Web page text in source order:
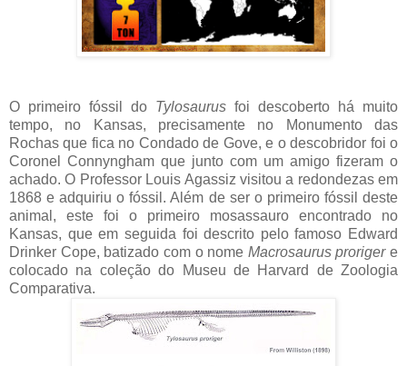
O primeiro fóssil do Tylosaurus foi descoberto há muito
tempo, no Kansas, precisamente no Monumento das
Rochas que fica no Condado de Gove, e o descobridor foi o
Coronel Connyngham que junto com um amigo fizeram o
achado. O Professor Louis Agassiz visitou a redondezas em
1868 e adquiriu o fóssil. Além de ser o primeiro fóssil deste
animal, este foi o primeiro mosassauro encontrado no
Kansas, que em seguida foi descrito pelo famoso Edward
Drinker Cope, batizado com o nome Macrosaurus prorigere
colocado na coleção do Museu de Harvard de Zoologia
Comparativa.